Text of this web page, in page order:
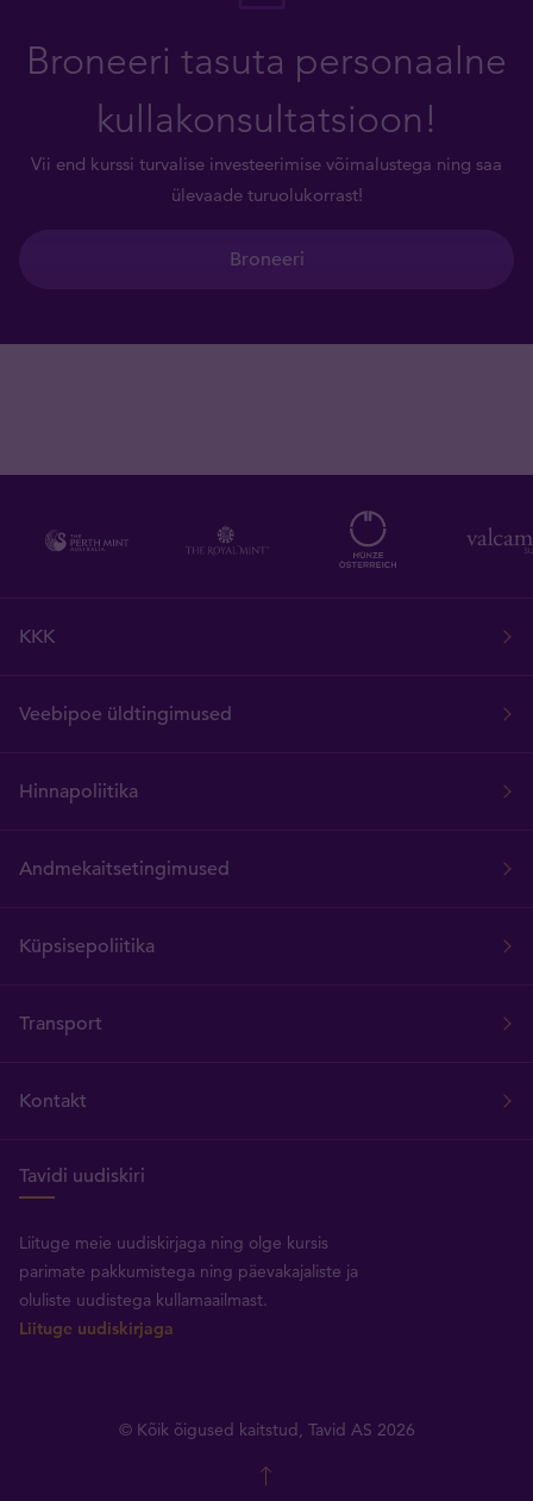
Broneeri tasuta personaalne
kullakonsultatsioon!
Vii end kurssi turvalise investeerimise võimalustega ning saa
ülevaade turuolukorrast!
Broneeri
KKK
Veebipoe üldtingimused
Hinnapoliitika
Andmekaitsetingimused
Küpsisepoliitika
Transport
Kontakt
Tavidi uudiskiri
Liituge meie uudiskirjaga ning olge kursis
parimate pakkumistega ning päevakajaliste ja
oluliste uudistega kullamaailmast.
Liituge uudiskirjaga
© Kõik õigused kaitstud, Tavid AS 2026